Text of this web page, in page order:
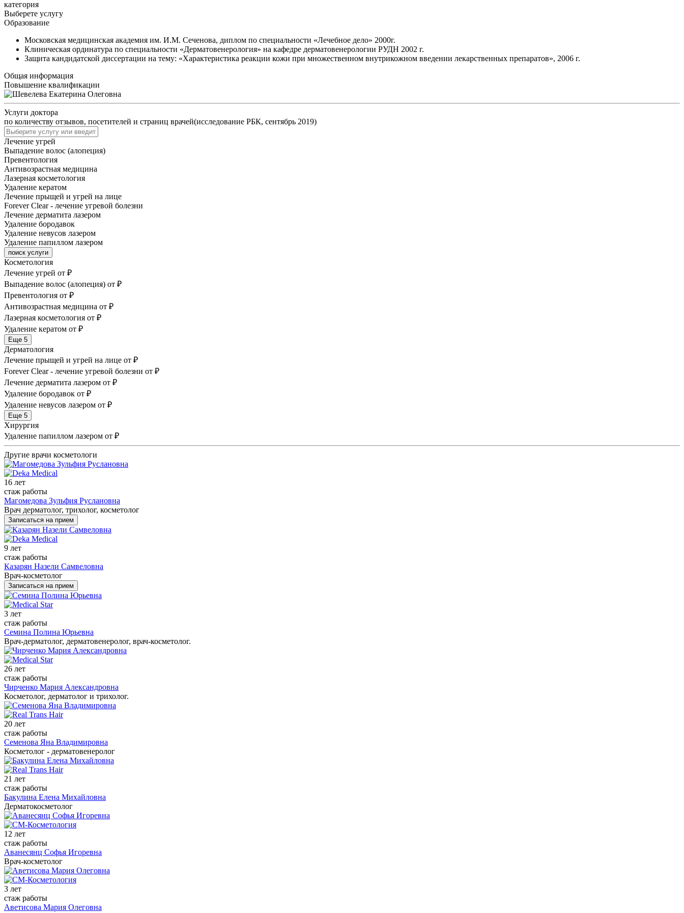
категория
Выберете услугу
Образование
Московская медицинская академия им. И.М. Сеченова, диплом по специальности «Лечебное дело» 2000г.
Клиническая ординатура по специальности «Дерматовенерология» на кафедре дерматовенерологии РУДН 2002 г.
Защита кандидатской диссертации на тему: «Характеристика реакции кожи при множественном внутрикожном введении лекарственных препаратов», 2006 г.
Общая информация
Повышение квалификации
Услуги доктора
по количеству отзывов, посетителей и страниц врачей(исследование РБК, сентябрь 2019)
Лечение угрей
Выпадение волос (алопеция)
Превентология
Антивозрастная медицина
Лазерная косметология
Удаление кератом
Лечение прыщей и угрей на лице
Forever Clear - лечение угревой болезни
Лечение дерматита лазером
Удаление бородавок
Удаление невусов лазером
Удаление папиллом лазером
поиск услуги
Косметология
Лечение угрей от ₽
Выпадение волос (алопеция) от ₽
Превентология от ₽
Антивозрастная медицина от ₽
Лазерная косметология от ₽
Удаление кератом от ₽
Еще 5
Дерматология
Лечение прыщей и угрей на лице от ₽
Forever Clear - лечение угревой болезни от ₽
Лечение дерматита лазером от ₽
Удаление бородавок от ₽
Удаление невусов лазером от ₽
Еще 5
Хирургия
Удаление папиллом лазером от ₽
Другие врачи косметологи
16 лет
стаж работы
Магомедова Зульфия Руслановна
Врач дерматолог, трихолог, косметолог
Записаться на прием
9 лет
стаж работы
Казарян Назели Самвеловна
Врач-косметолог
Записаться на прием
3 лет
стаж работы
Семина Полина Юрьевна
Врач-дерматолог, дерматовенеролог, врач-косметолог.
26 лет
стаж работы
Чирченко Мария Александровна
Косметолог, дерматолог и трихолог.
20 лет
стаж работы
Семенова Яна Владимировна
Косметолог - дерматовенеролог
21 лет
стаж работы
Бакулина Елена Михайловна
Дерматокосметолог
12 лет
стаж работы
Аванесянц Софья Игоревна
Врач-косметолог
3 лет
стаж работы
Аветисова Мария Олеговна